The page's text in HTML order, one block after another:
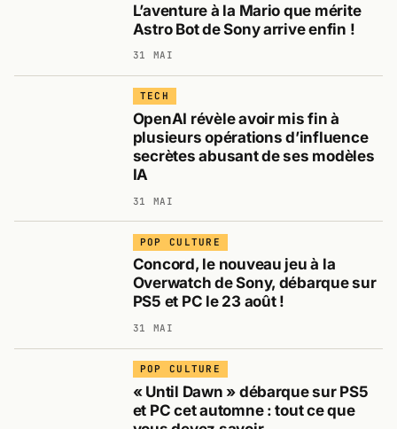
L’aventure à la Mario que mérite
Astro Bot de Sony arrive enfin !
31 MAI
TECH
OpenAI révèle avoir mis fin à
plusieurs opérations d’influence
secrètes abusant de ses modèles
IA
31 MAI
POP CULTURE
Concord, le nouveau jeu à la
Overwatch de Sony, débarque sur
PS5 et PC le 23 août !
31 MAI
POP CULTURE
« Until Dawn » débarque sur PS5
et PC cet automne : tout ce que